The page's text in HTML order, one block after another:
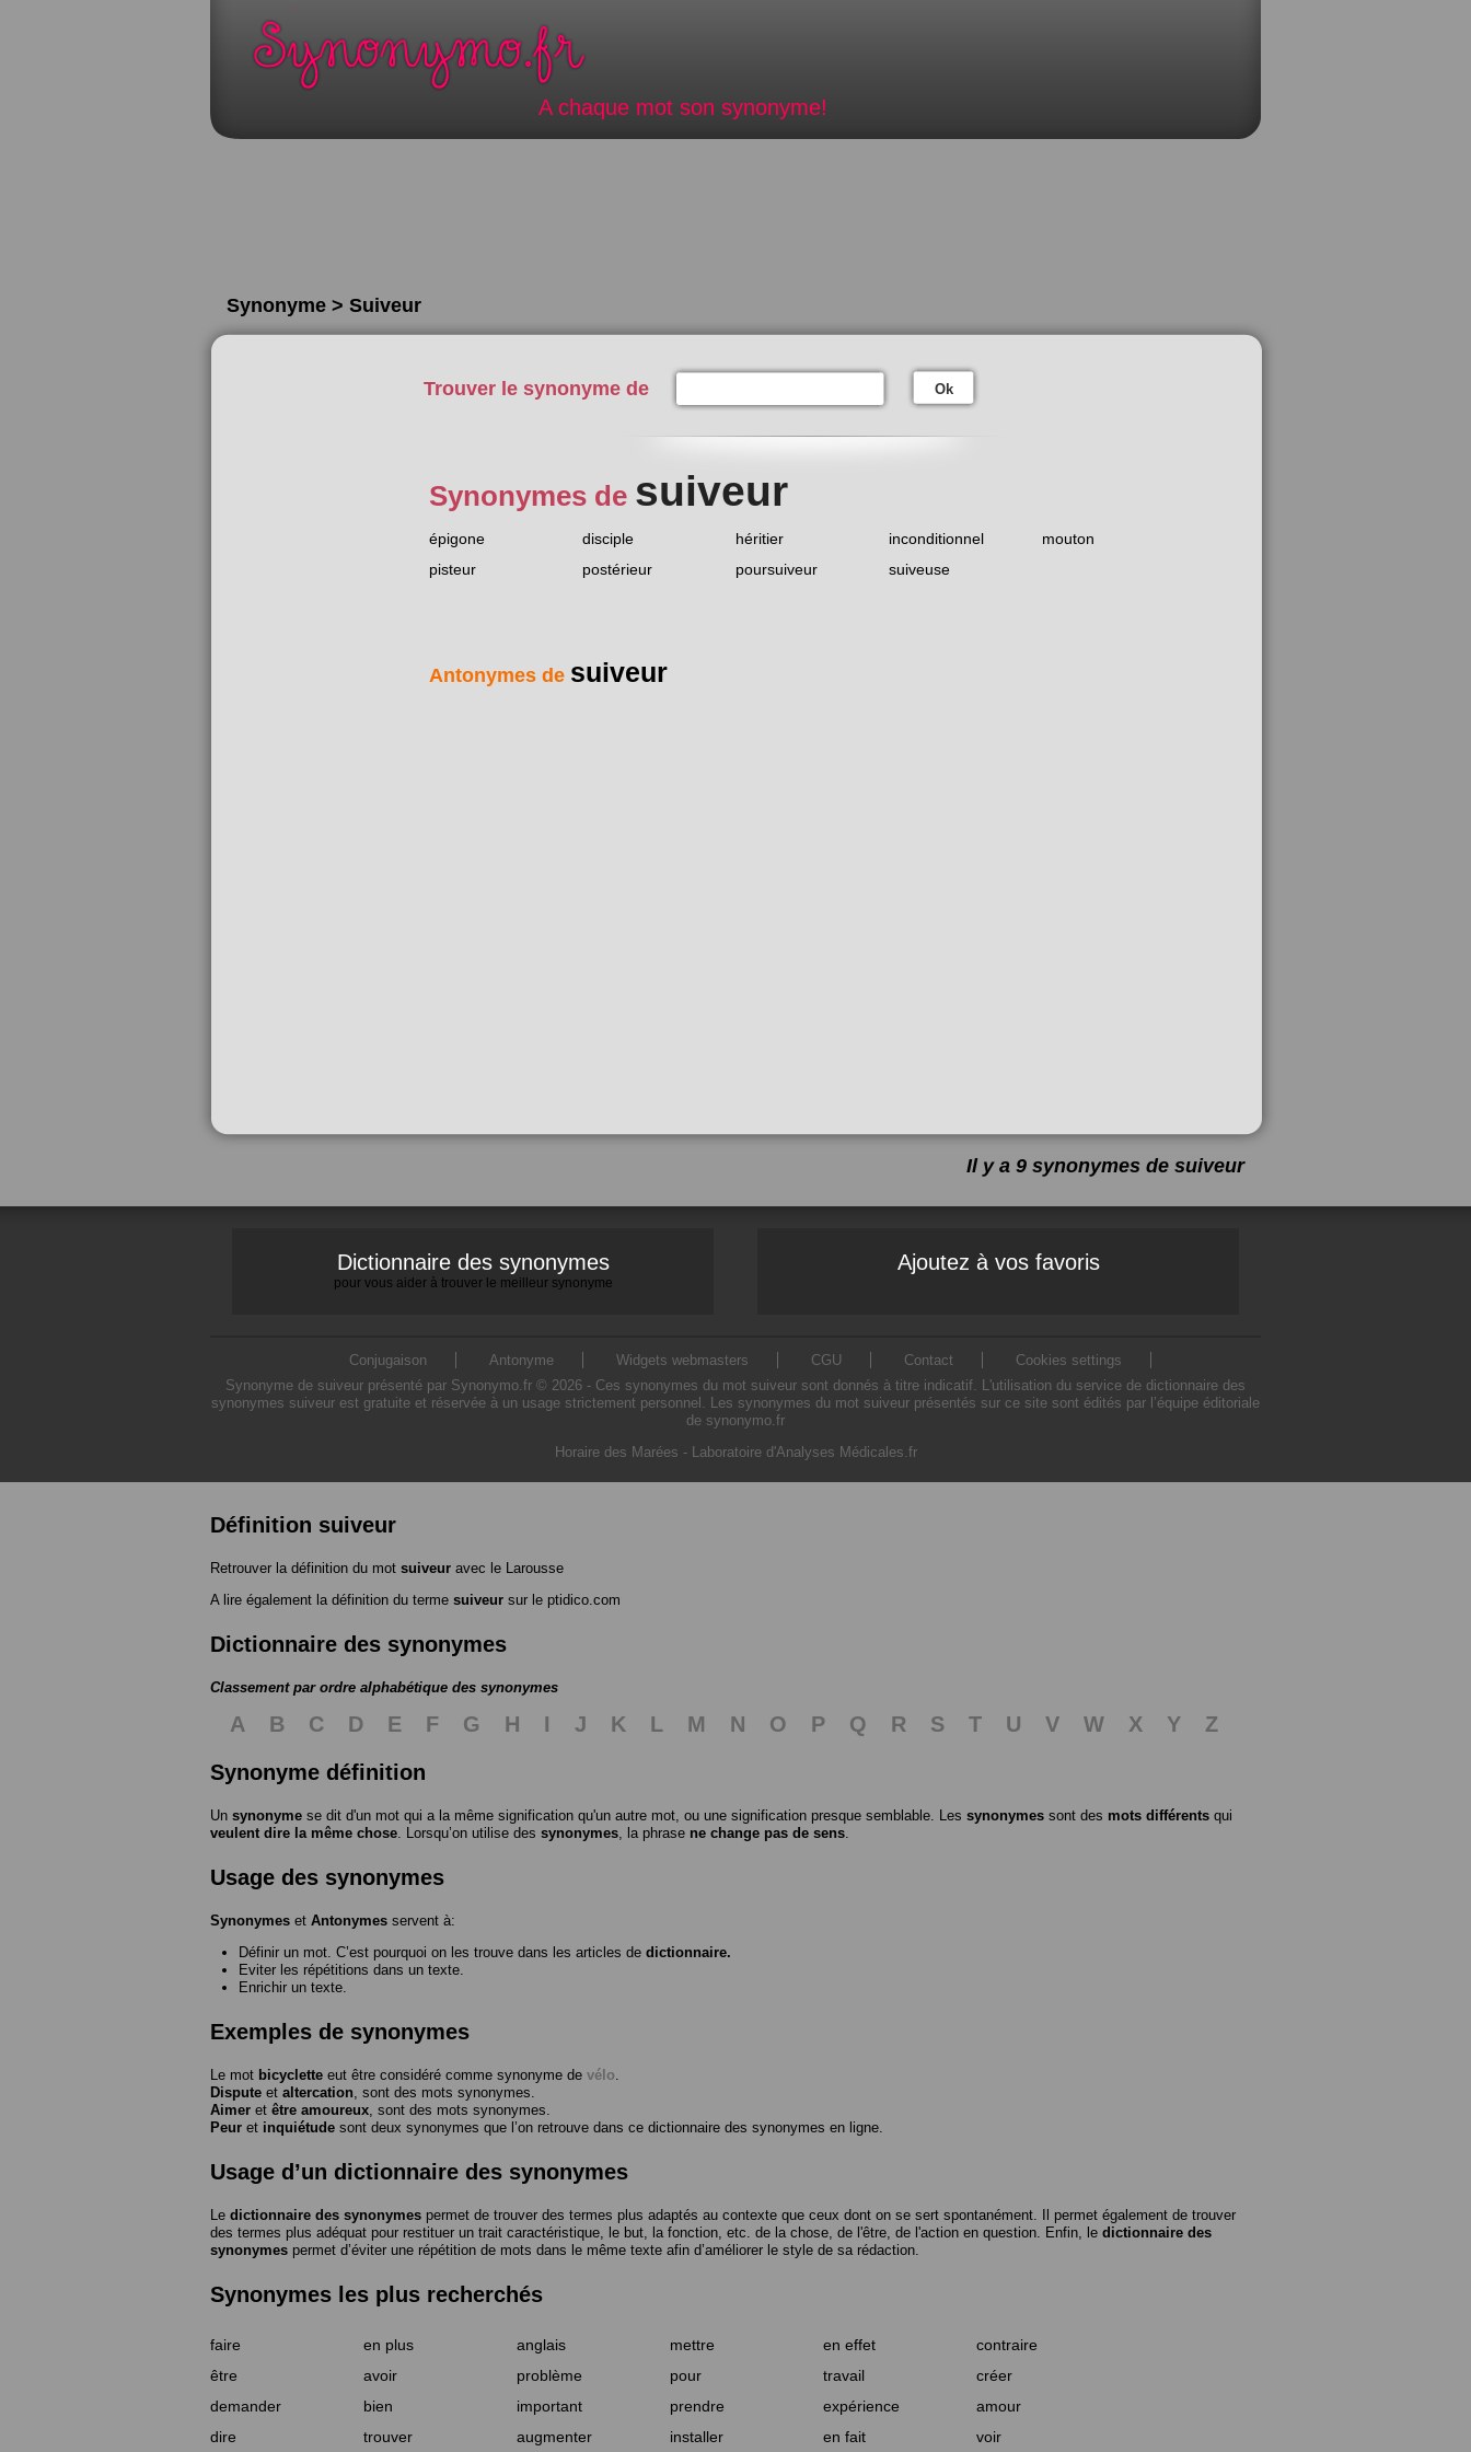
A chaque mot son synonyme!
Synonyme > Suiveur
Trouver le synonyme de Ok
Synonymes de suiveur
épigone disciple héritier inconditionnel
mouton
pisteur
postérieur poursuiveur suiveuse
Antonymes de suiveur
Il y a 9 synonymes de suiveur
Dictionnaire des synonymes
pour vous aider à trouver le meilleur synonyme
Ajoutez à vos favoris
Conjugaison Antonyme Widgets webmasters CGU Contact
Cookies settings
Synonyme de suiveur présenté par Synonymo.fr © 2026 - Ces synonymes du mot suiveur sont donnés à titre indicatif. L'utilisation du service de dictionnaire des
synonymes suiveur est gratuite et réservée à un usage strictement personnel. Les synonymes du mot suiveur présentés sur ce site sont édités par l’équipe éditoriale
de synonymo.fr
Horaire des Marées - Laboratoire d'Analyses Médicales.fr
Définition suiveur
Retrouver la définition du mot suiveur avec le Larousse
A lire également la définition du terme suiveur sur le ptidico.com
Dictionnaire des synonymes
Classement par ordre alphabétique des synonymes
A B C D E F G H I J K L M N O P Q R S T U V W X Y
Z
Synonyme définition
Un synonyme se dit d'un mot qui a la même signification qu'un autre mot, ou une signification presque semblable. Les synonymes sont des mots différents qui
veulent dire la même chose . Lorsqu’on utilise des synonymes , la phrase ne change pas de sens
Usage des synonymes
Synonymes et Antonymes servent à:
Définir un mot. C’est pourquoi on les trouve dans les articles de dictionnaire.
Eviter les répétitions dans un texte.
Enrichir un texte.
Exemples de synonymes
Le mot bicyclette eut être considéré comme synonyme de vélo
Dispute et altercation , sont des mots synonymes.
Aimer et être amoureux , sont des mots synonymes.
Peur et inquiétude sont deux synonymes que l’on retrouve dans ce dictionnaire des synonymes en ligne.
Usage d’un dictionnaire des synonymes
Le dictionnaire des synonymes permet de trouver des termes plus adaptés au contexte que ceux dont on se sert spontanément. Il permet également de trouver
des termes plus adéquat pour restituer un trait caractéristique, le but, la fonction, etc. de la chose, de l'être, de l'action en question. Enfin, le dictionnaire des
synonymes permet d’éviter une répétition de mots dans le même texte afin d’améliorer le style de sa rédaction.
Synonymes les plus recherchés
faire en plus anglais mettre en effet
contraire
être
avoir problème pour travail
créer
demander
bien important prendre expérience
amour
dire
trouver augmenter installer en fait voir